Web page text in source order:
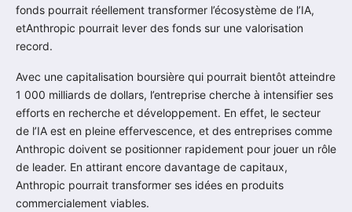
fonds pourrait réellement transformer l’écosystème de l’IA,
etAnthropic pourrait lever des fonds sur une valorisation
record.
Avec une capitalisation boursière qui pourrait bientôt atteindre
1 000 milliards de dollars, l’entreprise cherche à intensifier ses
efforts en recherche et développement. En effet, le secteur
de l’IA est en pleine effervescence, et des entreprises comme
Anthropic doivent se positionner rapidement pour jouer un rôle
de leader. En attirant encore davantage de capitaux,
Anthropic pourrait transformer ses idées en produits
commercialement viables.